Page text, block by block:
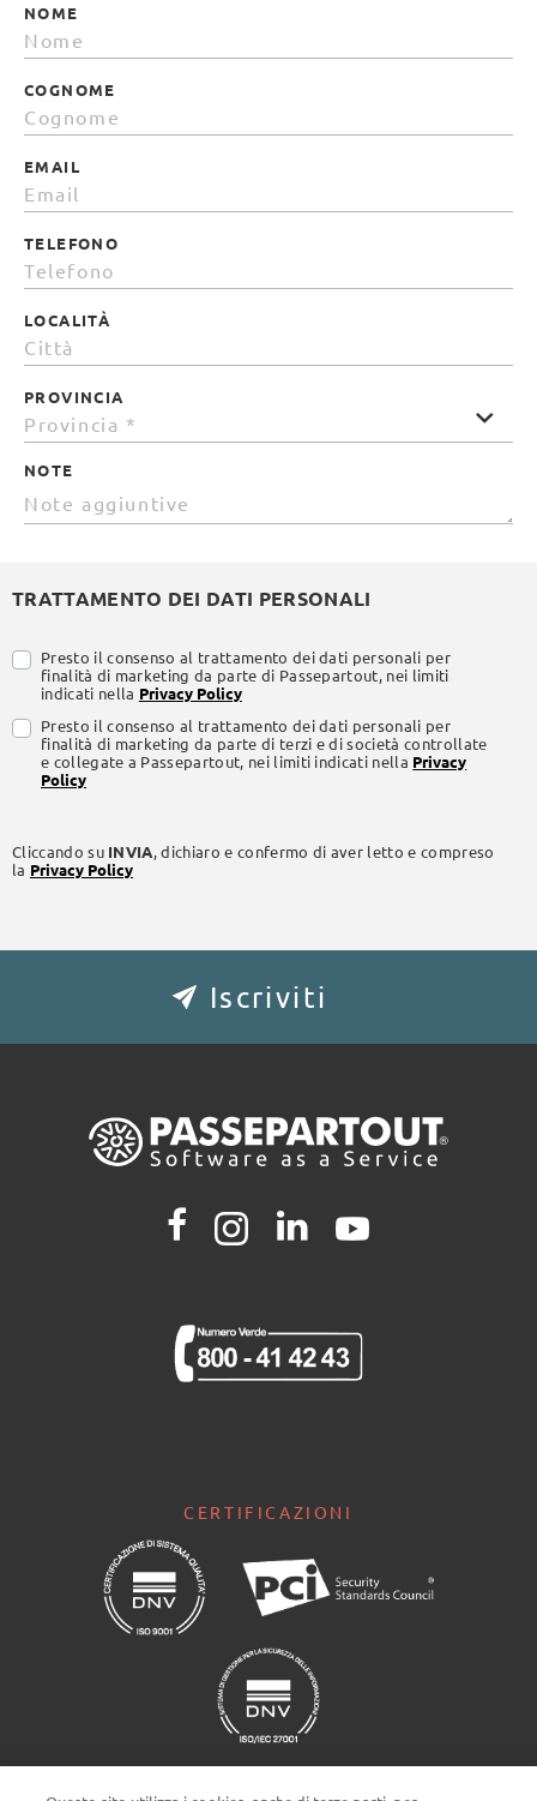
NOME
COGNOME
EMAIL
TELEFONO
LOCALITÀ
PROVINCIA
NOTE
TRATTAMENTO DEI DATI PERSONALI
Presto il consenso al trattamento dei dati personali per
finalità di marketing da parte di Passepartout, nei limiti
indicati nella Privacy Policy
Presto il consenso al trattamento dei dati personali per
finalità di marketing da parte di terzi e di società controllate
e collegate a Passepartout, nei limiti indicati nella Privacy
Policy
Cliccando su INVIA, dichiaro e confermo di aver letto e compreso
la Privacy Policy
CERTIFICAZIONI